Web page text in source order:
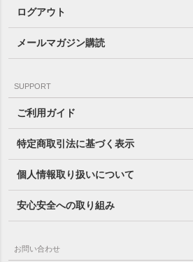
ログアウト
メールマガジン購読
SUPPORT
ご利用ガイド
特定商取引法に基づく表示
個人情報取り扱いについて
安心安全への取り組み
お問い合わせ